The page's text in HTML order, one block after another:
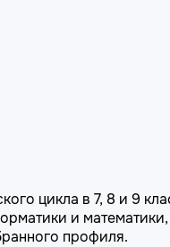
цикла в 7, 8 и 9
и
профиля.